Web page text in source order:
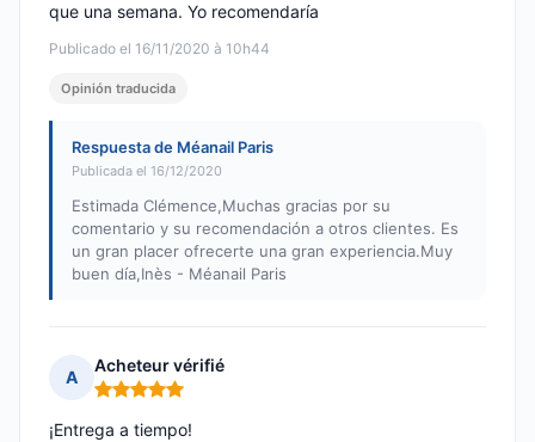
Publicado el 16/11/2020 à 10h44
que una semana. Yo recomendaría
Opinión traducida
Respuesta de Méanail Paris
Publicada el 16/12/2020
Estimada Clémence,Muchas gracias por su
comentario y su recomendación a otros clientes. Es
un gran placer ofrecerte una gran experiencia.Muy
buen día,Inès - Méanail Paris
A
Acheteur vérifié
Nota: 5 de 5
¡Entrega a tiempo!